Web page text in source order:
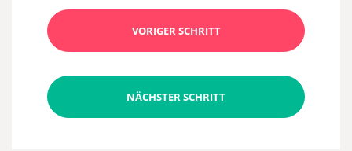
VORIGER SCHRITT
NÄCHSTER SCHRITT